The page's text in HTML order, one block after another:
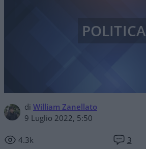
di William Zanellato
9 Luglio 2022, 5:50
4.3k 3
POLITICA